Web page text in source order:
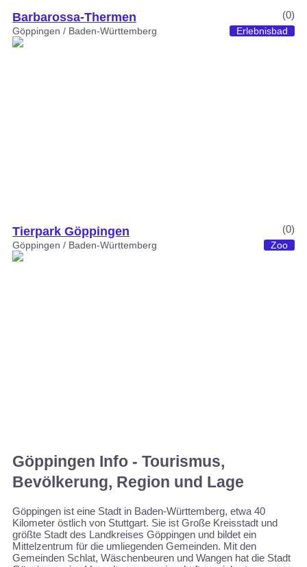
Barbarossa-Thermen (0)
Göppingen / Baden-Württemberg Erlebnisbad
Tierpark Göppingen (0)
Göppingen / Baden-Württemberg Zoo
Göppingen Info - Tourismus,
Bevölkerung, Region und Lage
Göppingen ist eine Stadt in Baden-Württemberg, etwa 40
Kilometer östlich von Stuttgart. Sie ist Große Kreisstadt und
größte Stadt des Landkreises Göppingen und bildet ein
Mittelzentrum für die umliegenden Gemeinden. Mit den
Gemeinden Schlat, Wäschenbeuren und Wangen hat die Stadt